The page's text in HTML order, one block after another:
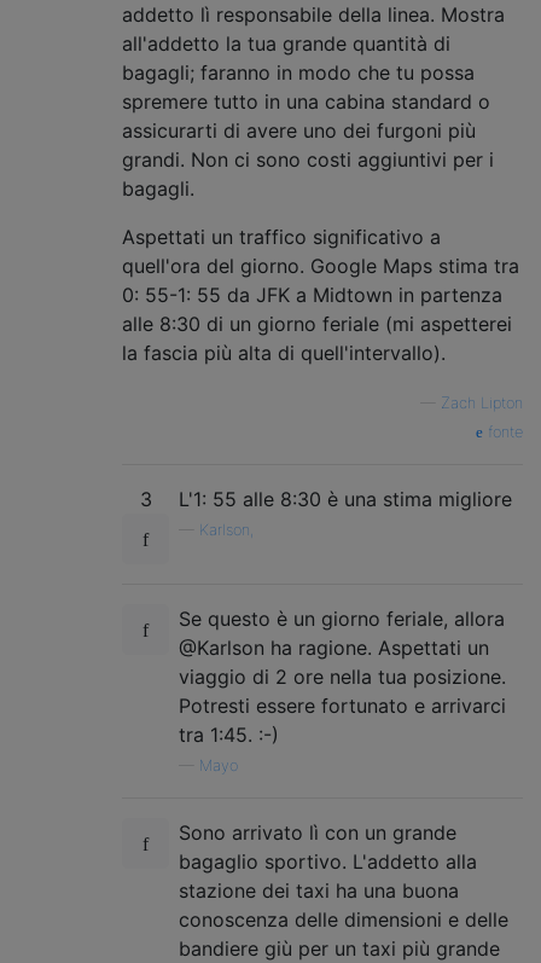
addetto lì responsabile della linea. Mostra
all'addetto la tua grande quantità di
bagagli; faranno in modo che tu possa
spremere tutto in una cabina standard o
assicurarti di avere uno dei furgoni più
grandi. Non ci sono costi aggiuntivi per i
bagagli.
Aspettati un traffico significativo a
quell'ora del giorno. Google Maps stima tra
0: 55-1: 55 da JFK a Midtown in partenza
alle 8:30 di un giorno feriale (mi aspetterei
la fascia più alta di quell'intervallo).
Zach Lipton
fonte
3 L'1: 55 alle 8:30 è una stima migliore
Karlson,
Se questo è un giorno feriale, allora
@Karlson ha ragione. Aspettati un
viaggio di 2 ore nella tua posizione.
Potresti essere fortunato e arrivarci
tra 1:45. :-)
Mayo
Sono arrivato lì con un grande
bagaglio sportivo. L'addetto alla
stazione dei taxi ha una buona
conoscenza delle dimensioni e delle
bandiere giù per un taxi più grande